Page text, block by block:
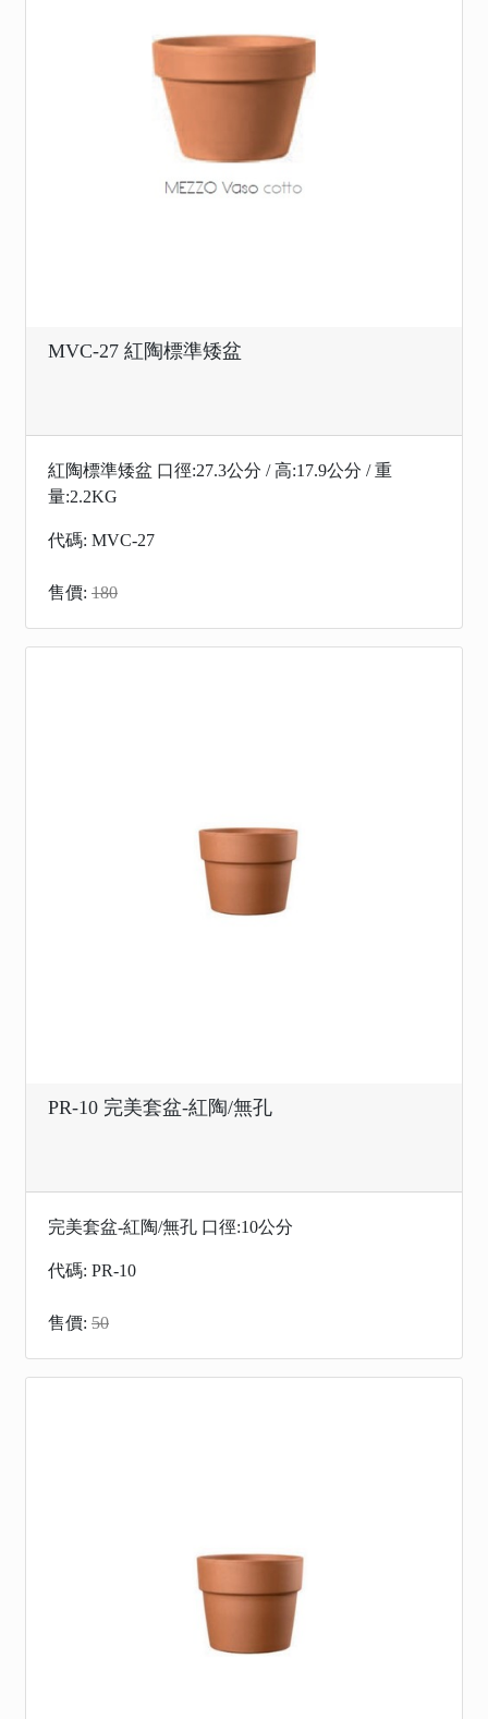
MVC-27 紅陶標準矮盆
紅陶標準矮盆 口徑:27.3公分 / 高:17.9公分 / 重
量:2.2KG
代碼: MVC-27
售價: 180
PR-10 完美套盆-紅陶/無孔
完美套盆-紅陶/無孔 口徑:10公分
代碼: PR-10
售價: 50